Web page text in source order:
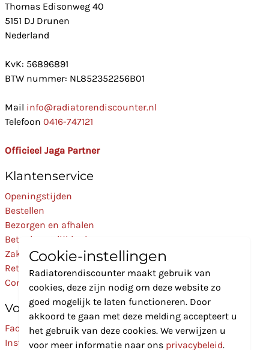
Thomas Edisonweg 40
5151 DJ Drunen
Nederland
KvK: 56896891
BTW nummer: NL852352256B01
Mail info@radiatorendiscounter.nl
Telefoon 0416-747121
Officieel Jaga Partner
Klantenservice
Openingstijden
Bestellen
Bezorgen en afhalen
Betaalmogelijkheden
Zakelijk
Retourneren
Contact
Volg Ons
Facebook
Instagram
Cookie-instellingen
Radiatorendiscounter maakt gebruik van
cookies, deze zijn nodig om deze website zo
goed mogelijk te laten functioneren. Door
akkoord te gaan met deze melding accepteert u
het gebruik van deze cookies. We verwijzen u
voor meer informatie naar ons privacybeleid.